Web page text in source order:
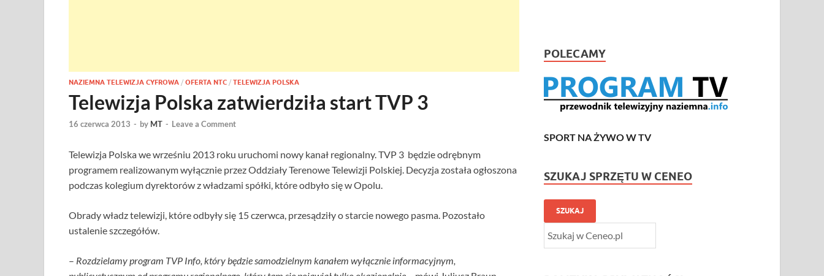
NAZIEMNA TELEWIZJA CYFROWA / OFERTA NTC / TELEWIZJA POLSKA
Telewizja Polska zatwierdziła start TVP 3
16 czerwca 2013 - by MT - Leave a Comment
Telewizja Polska we wrześniu 2013 roku uruchomi nowy kanał regionalny. TVP 3 będzie odrębnym
programem realizowanym wyłącznie przez Oddziały Terenowe Telewizji Polskiej. Decyzja została ogłoszona
podczas kolegium dyrektorów z władzami spółki, które odbyło się w Opolu.
Obrady władz telewizji, które odbyły się 15 czerwca, przesądziły o starcie nowego pasma. Pozostało
ustalenie szczegółów.
– Rozdzielamy program TVP Info, który będzie samodzielnym kanałem wyłącznie informacyjnym,
POLECAMY
SPORT NA ŻYWO W TV
SZUKAJ SPRZĘTU W CENEO
SZUKAJ